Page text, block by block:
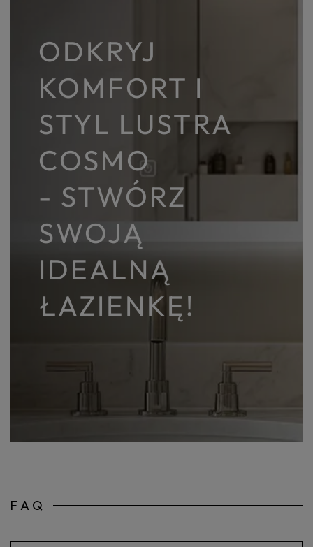
ODKRYJ
KOMFORT I
STYL LUSTRA
COSMO
- STWÓRZ
SWOJĄ
IDEALNĄ
ŁAZIENKĘ!
FAQ